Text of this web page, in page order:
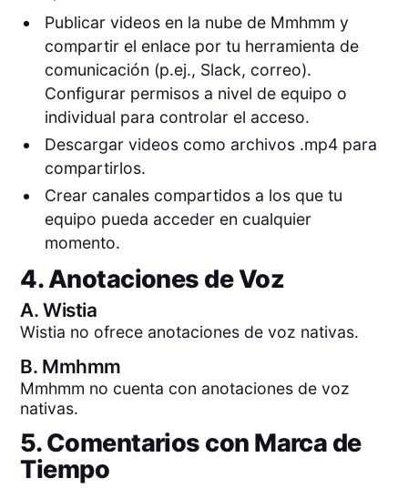
Publicar videos en la nube de Mmhmm y
compartir el enlace por tu herramienta de
comunicación (p.ej., Slack, correo).
Configurar permisos a nivel de equipo o
individual para controlar el acceso.
Descargar videos como archivos .mp4 para
compartirlos.
Crear canales compartidos a los que tu
equipo pueda acceder en cualquier
momento.
4. Anotaciones de Voz
A.Wistia
Wistia no ofrece anotaciones de voz nativas.
B. Mmhmm
Mmhmm no cuenta con anotaciones de voz
nativas.
5. Comentarios con Marca de
Tiempo